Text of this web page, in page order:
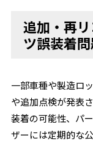
追加・再
ツ誤装着
一部車種や製造ロ
や追加点検が発表
装着の可能性、パ
ザーには定期的な